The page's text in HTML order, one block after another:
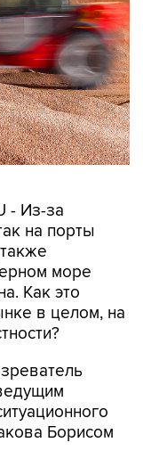
- Из-за
на порты
море
Как это
в целом, на
Борисом